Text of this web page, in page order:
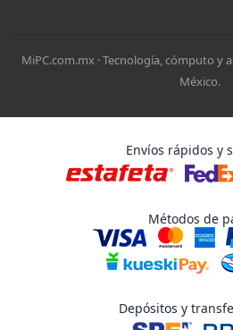
MiPC.com.mx · Tecnología, cómputo y
México.
Envíos rápidos y
Métodos de
Depósitos y